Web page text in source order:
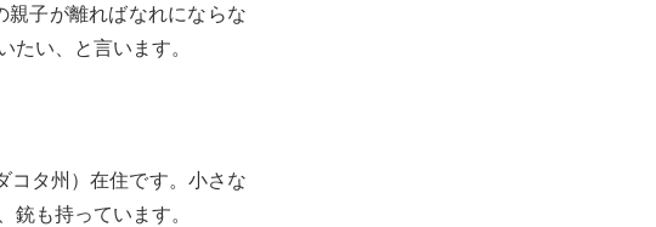
子が離ればなれにならな
い、と言います。
コタ州）在住です。小さな
も持っています。